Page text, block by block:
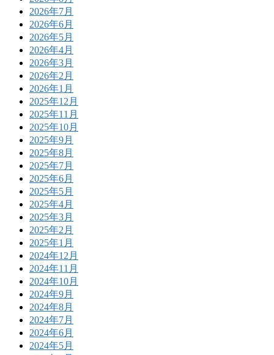
2026年7月
2026年6月
2026年5月
2026年4月
2026年3月
2026年2月
2026年1月
2025年12月
2025年11月
2025年10月
2025年9月
2025年8月
2025年7月
2025年6月
2025年5月
2025年4月
2025年3月
2025年2月
2025年1月
2024年12月
2024年11月
2024年10月
2024年9月
2024年8月
2024年7月
2024年6月
2024年5月